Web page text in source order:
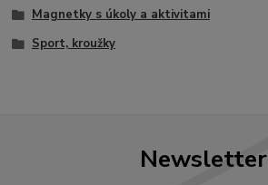
Magnetky s úkoly a aktivitami
Sport, kroužky
Newsletter